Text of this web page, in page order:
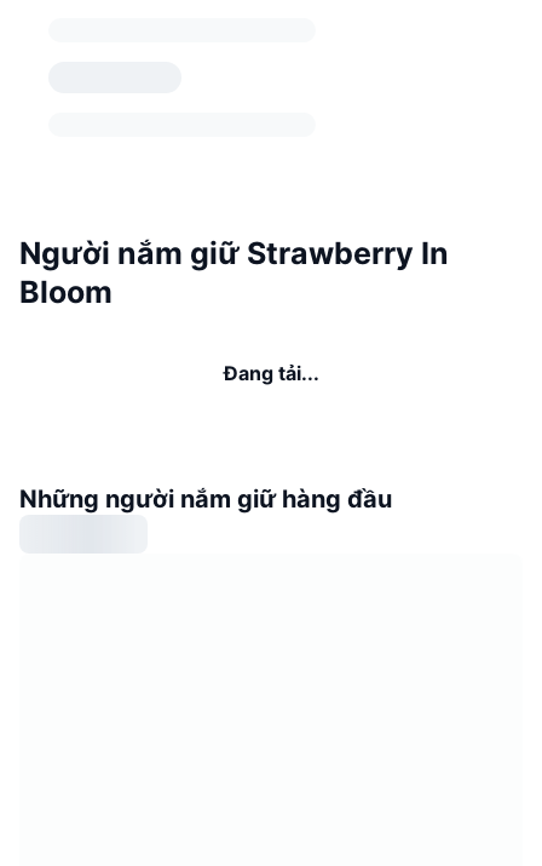
Người nắm giữ Strawberry In
Bloom
Đang tải...
Những người nắm giữ hàng đầu